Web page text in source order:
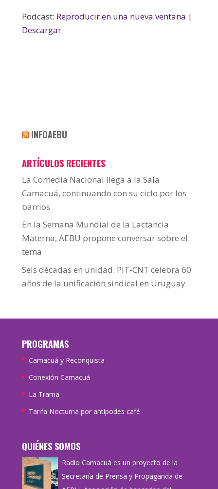
Podcast: Reproducir en una nueva ventana |
Descargar
INFOAEBU
ARTÍCULOS RECIENTES
La Comedia Nacional llega a la Sala
Camacuá, continuando con su ciclo por los
barrios
En la Semana Mundial de la Lactancia
Materna, AEBU propone conversar sobre el
tema
Seis décadas en unidad: PIT-CNT celebra 60
años de la unificación sindical en Uruguay
PROGRAMAS
Camacuá y Reconquista
Conexión Camacuá
La Trama
Tarifa Nocturna por antipodes café
QUIÉNES SOMOS
Radio Camacuá es un proyecto de la
Secretaría de Prensa y Propaganda de